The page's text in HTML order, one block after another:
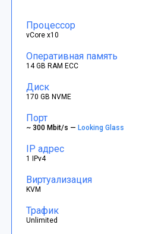
Процессор
vCore x10
Оперативная память
14 GB RAM ECC
Диск
170 GB NVME
Порт
~ 300 Mbit/s —Looking Glass
IP адрес
1 IPv4
Виртуализация
KVM
Трафик
Unlimited